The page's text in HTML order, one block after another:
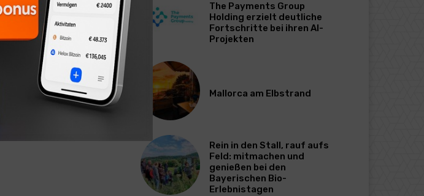
The Payments Group
Holding erzielt deutliche
Fortschritte bei ihren AI-
Projekten
Mallorca am Elbstrand
Rein in den Stall, rauf aufs
Feld: mitmachen und
genießen bei den
Bayerischen Bio-
Erlebnistagen